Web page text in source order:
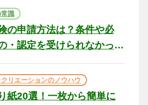
ト
識
の申請方法は？条件や必
・認定を受けられなかっ
リエーションのノウハウ
紙20選！一枚から簡単に